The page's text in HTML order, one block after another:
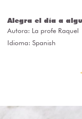
Alegra el día a
Autora: La profe Raquel
Idioma: Spanish